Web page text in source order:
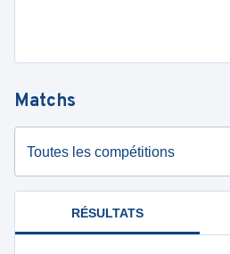
Matchs
Toutes les compétitions
RÉSULTATS